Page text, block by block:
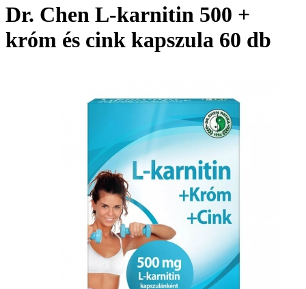
Dr. Chen L-karnitin 500 +
króm és cink kapszula 60 db